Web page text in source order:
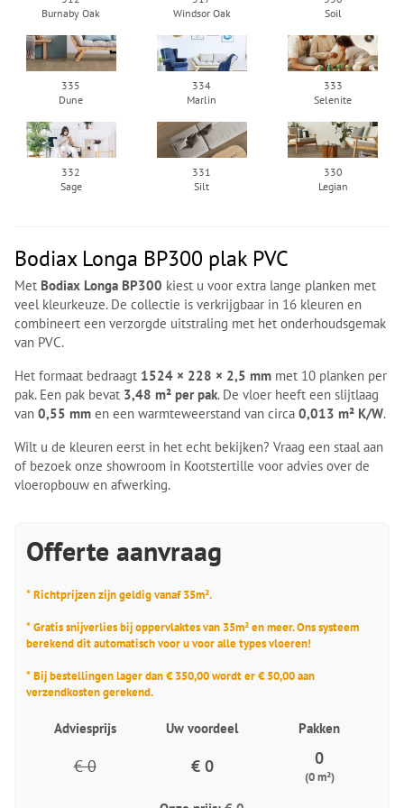
Burnaby Oak
Windsor Oak
Soil
335
Dune
334
Marlin
333
Selenite
332
Sage
331
Silt
330
Legian
Bodiax Longa BP300 plak PVC
Met Bodiax Longa BP300 kiest u voor extra lange planken met
veel kleurkeuze. De collectie is verkrijgbaar in 16 kleuren en
combineert een verzorgde uitstraling met het onderhoudsgemak
van PVC.
Het formaat bedraagt 1524 × 228 × 2,5 mm met 10 planken per
pak. Een pak bevat 3,48 m² per pak. De vloer heeft een slijtlaag
van 0,55 mm en een warmteweerstand van circa 0,013 m² K/W.
Wilt u de kleuren eerst in het echt bekijken? Vraag een staal aan
of bezoek onze showroom in Kootstertille voor advies over de
vloeropbouw en afwerking.
Offerte aanvraag
* Richtprijzen zijn geldig vanaf 35m².
* Gratis snijverlies bij oppervlaktes van 35m² en meer. Ons systeem
berekend dit automatisch voor u voor alle types vloeren!
* Bij bestellingen lager dan € 350,00 wordt er € 50,00 aan
verzendkosten gerekend.
Adviesprijs Uw voordeel Pakken
€ 0 € 0 0
(0 m²)